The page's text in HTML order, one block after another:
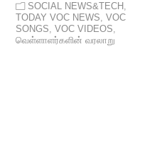
SOCIAL NEWS&TECH ,
TODAY VOC NEWS,VOC
SONGS,VOC VIDEOS,
வெள்ளாளர்களின் வரலாறு